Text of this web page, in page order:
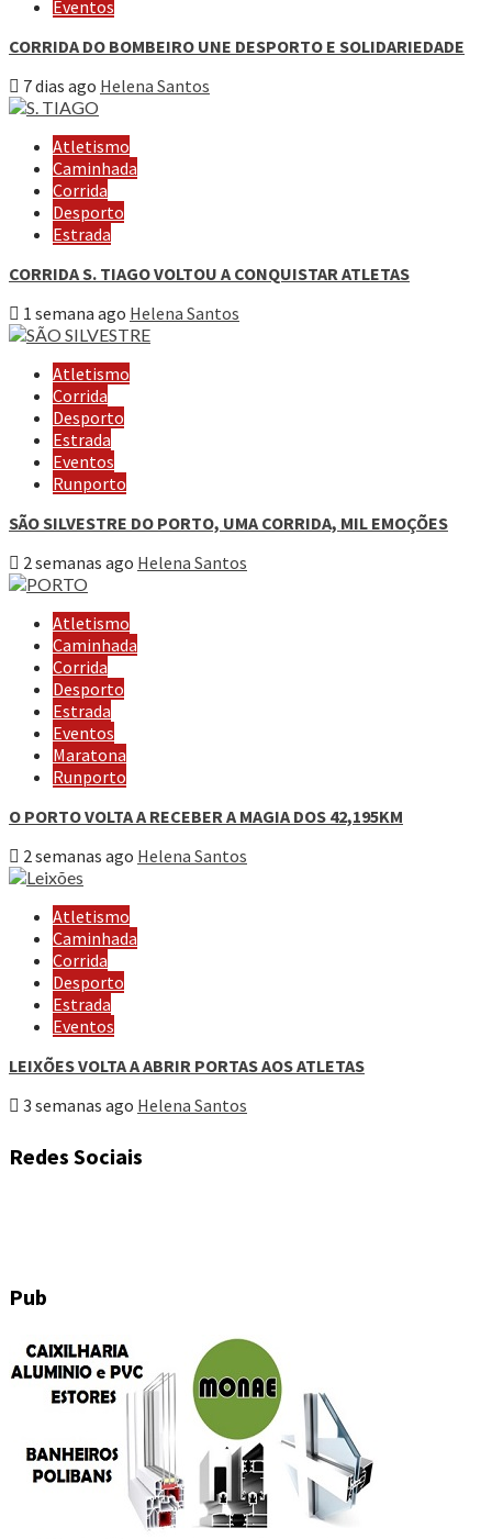
Eventos
CORRIDA DO BOMBEIRO UNE DESPORTO E SOLIDARIEDADE
7 dias ago Helena Santos
Atletismo
Caminhada
Corrida
Desporto
Estrada
CORRIDA S. TIAGO VOLTOU A CONQUISTAR ATLETAS
1 semana ago Helena Santos
Atletismo
Corrida
Desporto
Estrada
Eventos
Runporto
SÃO SILVESTRE DO PORTO, UMA CORRIDA, MIL EMOÇÕES
2 semanas ago Helena Santos
Atletismo
Caminhada
Corrida
Desporto
Estrada
Eventos
Maratona
Runporto
O PORTO VOLTA A RECEBER A MAGIA DOS 42,195KM
2 semanas ago Helena Santos
Atletismo
Caminhada
Corrida
Desporto
Estrada
Eventos
LEIXÕES VOLTA A ABRIR PORTAS AOS ATLETAS
3 semanas ago Helena Santos
Redes Sociais
Pub